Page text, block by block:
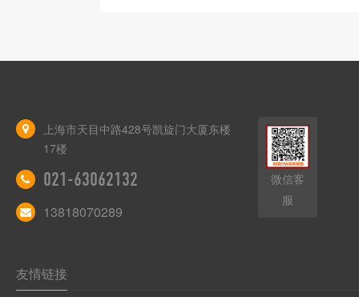
上海市天目中路428号凯旋门大厦东楼
17楼
021-63062132
13818070289
微信客
服
友情链接